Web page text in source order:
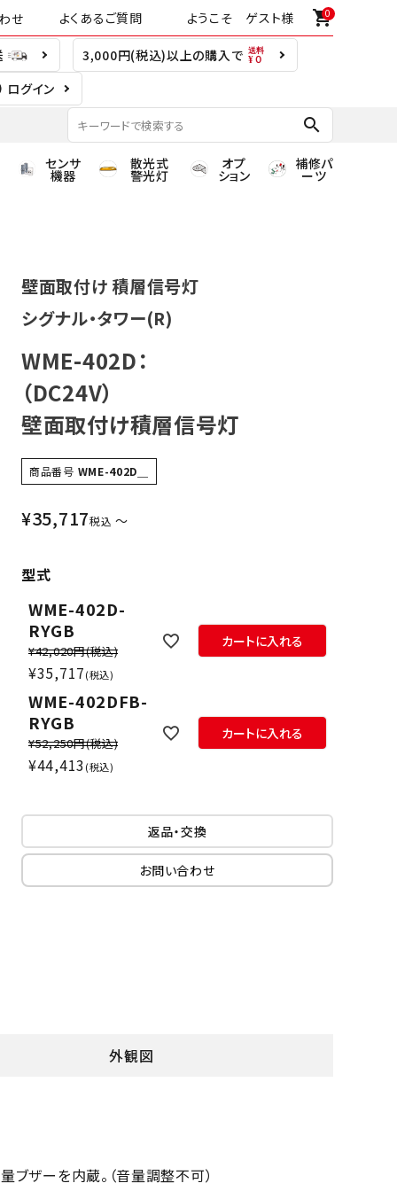
せ よくあるご質問 ようこそ ゲスト様 0
shopping_cart
3,000円(税込)以上の購入で
ログイン
search
センサ
機器
散光式
警光灯
オプ
ション
補修パ
ーツ
壁面取付け 積層信号灯
シグナル・タワー(R)
WME-402D：
（DC24V）
壁面取付け積層信号灯
商品番号 WME-402D＿
¥35,717税込 〜
型式
WME-402D-
RYGB
¥42,020円(税込)
¥35,717 税込
カートに入れる
WME-402DFB-
RYGB
¥52,250円(税込)
¥44,413 税込
カートに入れる
返品・交換
お問い合わせ
外観図
ーを内蔵。（音量調整不可）